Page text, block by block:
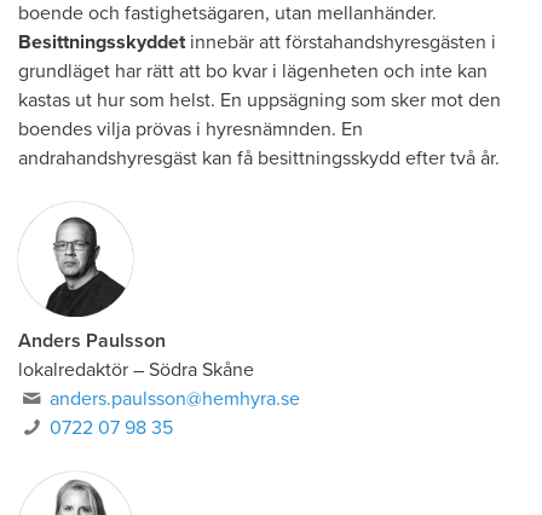
boende och fastighetsägaren, utan mellanhänder.
Besittningsskyddetinnebär att förstahandshyresgästen i
grundläget har rätt att bo kvar i lägenheten och inte kan
kastas ut hur som helst. En uppsägning som sker mot den
boendes vilja prövas i hyresnämnden. En
andrahandshyresgäst kan få besittningsskydd efter två år.
Anders Paulsson
lokalredaktör – Södra Skåne
anders.paulsson@hemhyra.se
0722 07 98 35